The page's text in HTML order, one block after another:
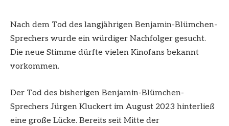
Nach dem Tod des langjährigen Benjamin-Blümchen-
Sprechers wurde ein würdiger Nachfolger gesucht.
Die neue Stimme dürfte vielen Kinofans bekannt
vorkommen.
Der Tod des bisherigen Benjamin-Blümchen-
Sprechers Jürgen Kluckert im August 2023 hinterließ
eine große Lücke. Bereits seit Mitte der